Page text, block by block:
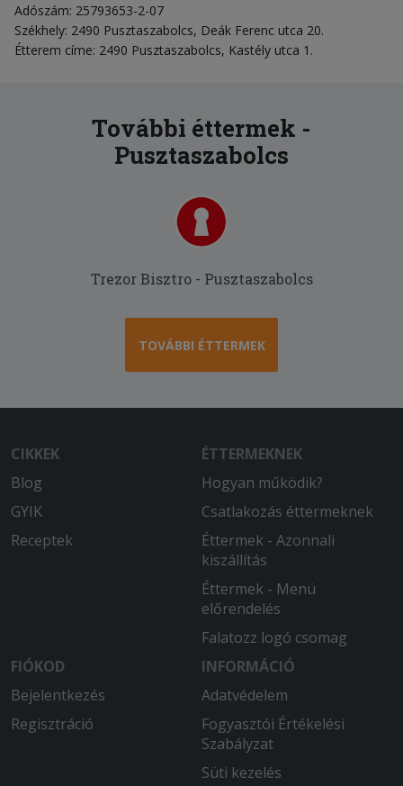
Adószám: 25793653-2-07
Székhely: 2490 Pusztaszabolcs, Deák Ferenc utca 20.
Étterem címe: 2490 Pusztaszabolcs, Kastély utca 1.
További éttermek -
Pusztaszabolcs
Trezor Bisztro - Pusztaszabolcs
TOVÁBBI ÉTTERMEK
CIKKEK
Blog
GYIK
Receptek
ÉTTERMEKNEK
Hogyan működik?
Csatlakozás éttermeknek
Éttermek - Azonnali
kiszállítás
Éttermek - Menü
előrendelés
Falatozz logó csomag
FIÓKOD
Bejelentkezés
Regisztráció
INFORMÁCIÓ
Adatvédelem
Fogyasztói Értékelési
Szabályzat
Süti kezelés